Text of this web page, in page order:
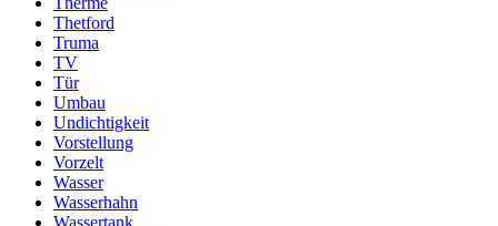
Thetford
Truma
TV
Tür
Umbau
Undichtigkeit
Vorstellung
Vorzelt
Wasser
Wasserhahn
Wassertank